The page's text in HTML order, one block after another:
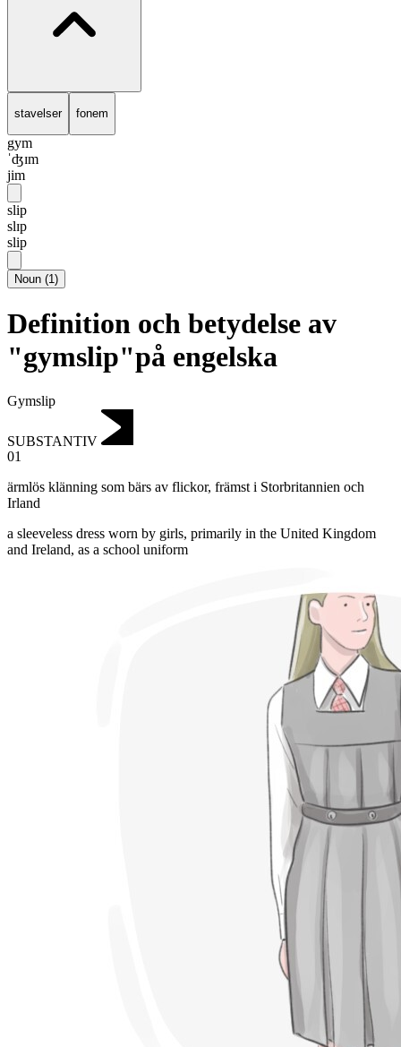
stavelser fonem
gym
ˈʤɪm
jim
slip
slɪp
slip
Noun (1)
Definition och betydelse av
"gymslip"på engelska
Gymslip
SUBSTANTIV
01
ärmlös klänning som bärs av flickor, främst i Storbritannien och
Irland
a sleeveless dress worn by girls, primarily in the United Kingdom
and Ireland, as a school uniform